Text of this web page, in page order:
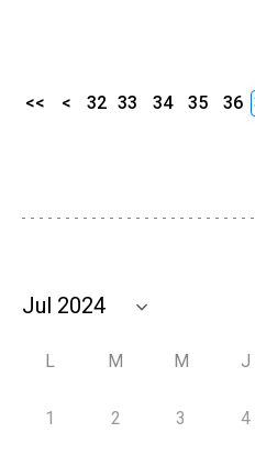
<< < 32 33 34 35 36
L M M J
1 2 3 4